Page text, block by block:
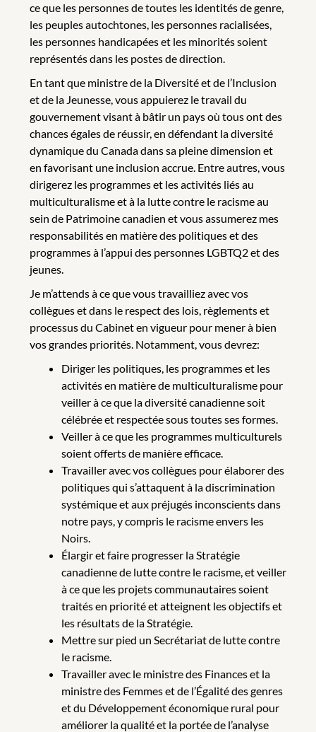
ce que les personnes de toutes les identités de genre,
les peuples autochtones, les personnes racialisées,
les personnes handicapées et les minorités soient
représentés dans les postes de direction.
En tant que ministre de la Diversité et de l’Inclusion
et de la Jeunesse, vous appuierez le travail du
gouvernement visant à bâtir un pays où tous ont des
chances égales de réussir, en défendant la diversité
dynamique du Canada dans sa pleine dimension et
en favorisant une inclusion accrue. Entre autres, vous
dirigerez les programmes et les activités liés au
multiculturalisme et à la lutte contre le racisme au
sein de Patrimoine canadien et vous assumerez mes
responsabilités en matière des politiques et des
programmes à l’appui des personnes LGBTQ2 et des
jeunes.
Je m’attends à ce que vous travailliez avec vos
collègues et dans le respect des lois, règlements et
processus du Cabinet en vigueur pour mener à bien
vos grandes priorités. Notamment, vous devrez:
Diriger les politiques, les programmes et les
activités en matière de multiculturalisme pour
veiller à ce que la diversité canadienne soit
célébrée et respectée sous toutes ses formes.
Veiller à ce que les programmes multiculturels
soient offerts de manière efficace.
Travailler avec vos collègues pour élaborer des
politiques qui s’attaquent à la discrimination
systémique et aux préjugés inconscients dans
notre pays, y compris le racisme envers les
Noirs.
Élargir et faire progresser la Stratégie
canadienne de lutte contre le racisme, et veiller
à ce que les projets communautaires soient
traités en priorité et atteignent les objectifs et
les résultats de la Stratégie.
Mettre sur pied un Secrétariat de lutte contre
le racisme.
Travailler avec le ministre des Finances et la
ministre des Femmes et de l’Égalité des genres
et du Développement économique rural pour
améliorer la qualité et la portée de l’analyse